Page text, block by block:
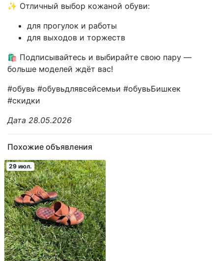
✨ Отличный выбор кожаной обуви:
для прогулок и работы
для выходов и торжеств
🛍️ Подписывайтесь и выбирайте свою пару —
больше моделей ждёт вас!
#обувь #обувьдлявсейсемьи #обувьБишкек
#скидки
Дата 28.05.2026
Похожие объявления
29 июл.